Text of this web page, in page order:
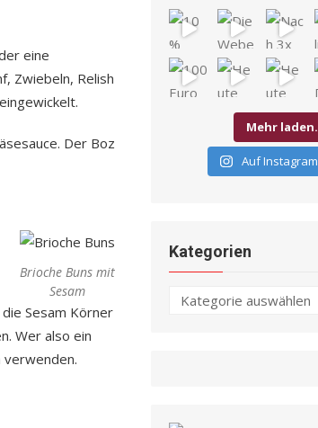
eine
Zwiebeln, Relish
Der Boz
Brioche Buns mit
Sesam
Sesam Körner
Wer also ein
Mehr
Auf
Kategorien
Kategorien